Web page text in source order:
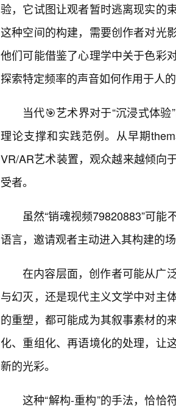
验，它试图让观者暂时逃离现实的
这种空间的构建，需要创作者对光
他们可能借鉴了心理学中关于色彩
探索特定频率的声音如何作用于人的
当代🎯艺术界对于“沉浸式体
理论支撑和实践范例。从早期
VR/AR艺术装置，观众越来越倾向
受者。
虽然“销魂视频79820883”可
语言，邀请观者主动进入其构建的
在内容层面，创作者可能从广
与幻灭，还是现代主义文学中对主
的重塑，都可能成为其叙事素材的
化、重组化、再语境化的处理，让
新的光彩。
这种“解构-重构”的手法，恰恰